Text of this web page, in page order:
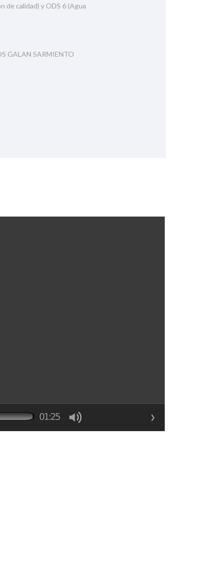
de calidad) y ODS 6 (Agua
GALAN SARMIENTO